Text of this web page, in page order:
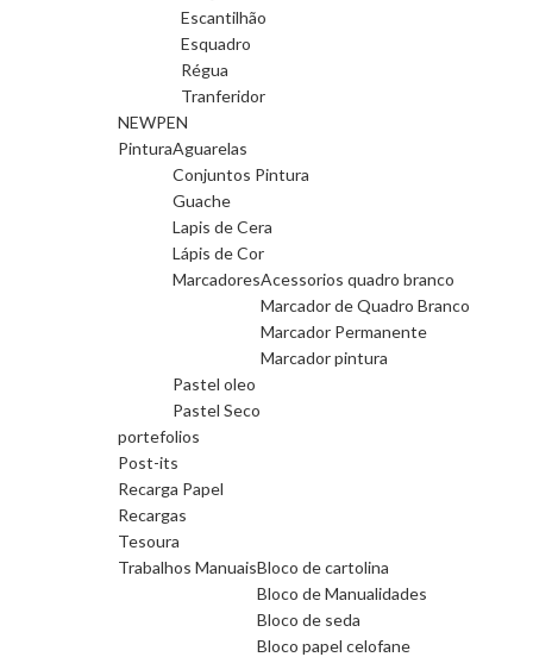
Escantilhão
Esquadro
Régua
Tranferidor
NEWPEN
PinturaAguarelas
Conjuntos Pintura
Guache
Lapis de Cera
Lápis de Cor
MarcadoresAcessorios quadro branco
Marcador de Quadro Branco
Marcador Permanente
Marcador pintura
Pastel oleo
Pastel Seco
portefolios
Post-its
Recarga Papel
Recargas
Tesoura
Trabalhos ManuaisBloco de cartolina
Bloco de Manualidades
Bloco de seda
Bloco papel celofane